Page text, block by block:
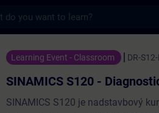
- Diagnostics and
Learning Event - Classroom DR-
SINAMICS S120 -
SINAMICS S120 je nadstavbový